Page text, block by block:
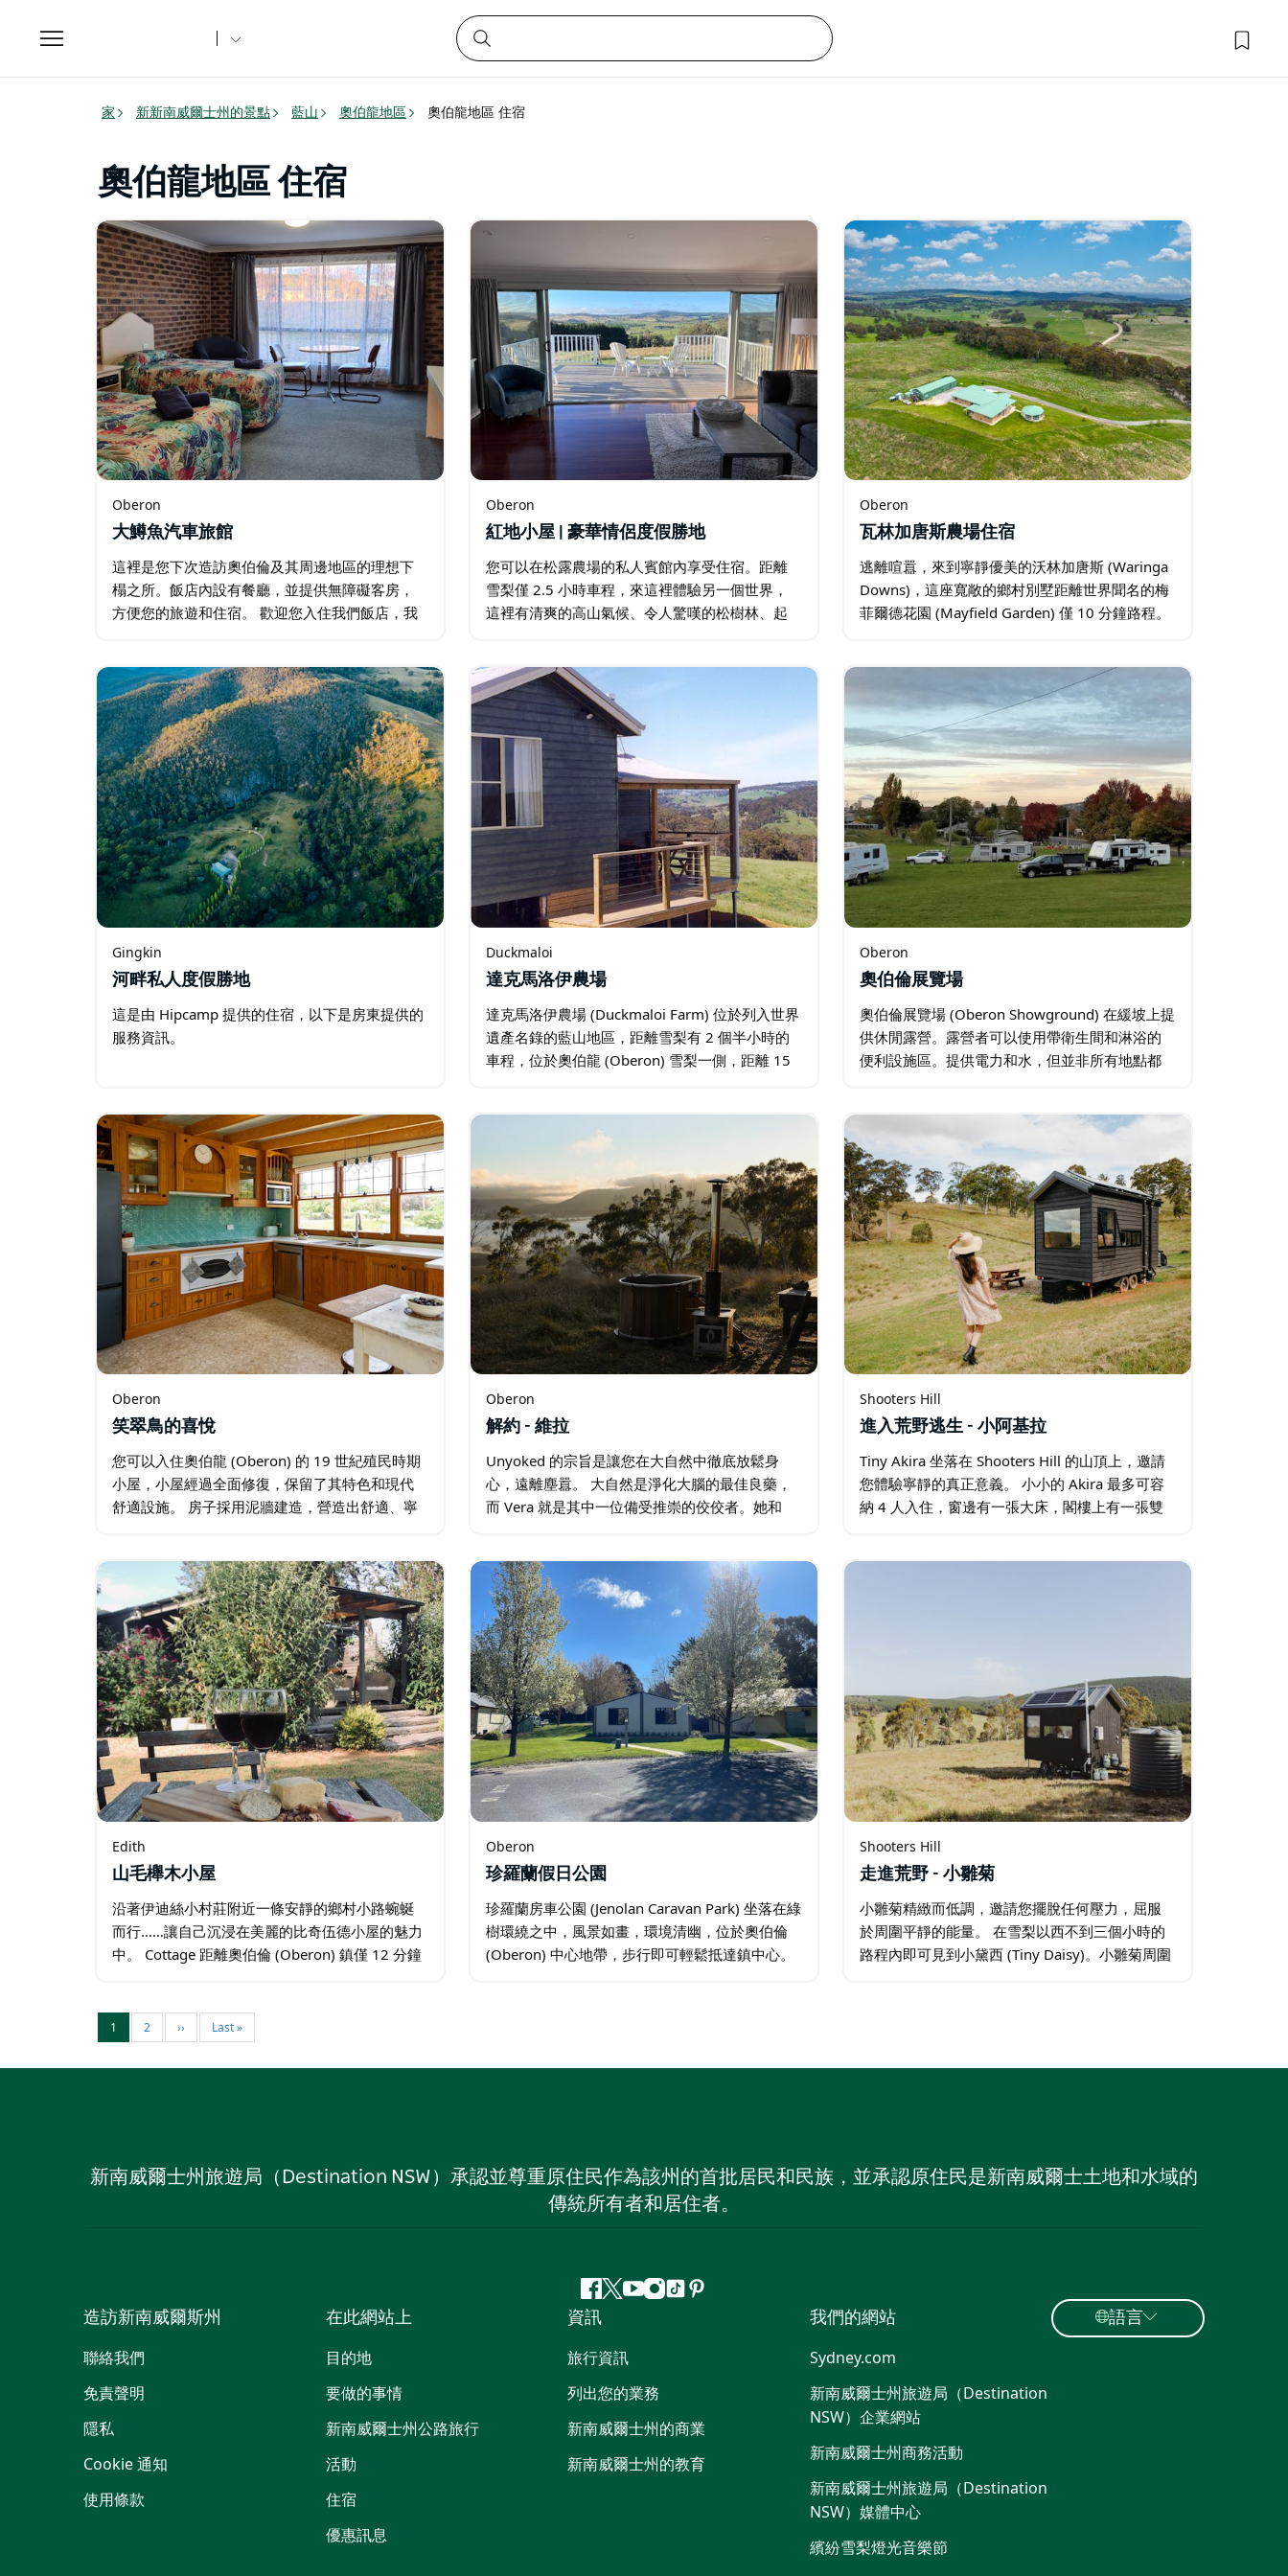
Toggle
navigation
家 新新南威爾士州的景點 藍山 奧伯龍地區 奧伯龍地區 住宿
奧伯龍地區 住宿
Oberon
大鱒魚汽車旅館
這裡是您下次造訪奧伯倫及其周邊地區的理想下
榻之所。飯店內設有餐廳，並提供無障礙客房，
方便您的旅遊和住宿。 歡迎您入住我們飯店，我
迎您的寵物入住。…
Oberon
紅地小屋 | 豪華情侶度假勝地
您可以在松露農場的私人賓館內享受住宿。距離
雪梨僅 2.5 小時車程，來這裡體驗另一個世界，
這裡有清爽的高山氣候、令人驚嘆的松樹林、起
鄉村風光。 觀看日落…
Oberon
瓦林加唐斯農場住宿
逃離喧囂，來到寧靜優美的沃林加唐斯 (Waringa
Downs)，這座寬敞的鄉村別墅距離世界聞名的梅
菲爾德花園 (Mayfield Garden) 僅 10 分鐘路程。
Gingkin
河畔私人度假勝地
這是由 Hipcamp 提供的住宿，以下是房東提供的
服務資訊。
Duckmaloi
達克馬洛伊農場
達克馬洛伊農場 (Duckmaloi Farm) 位於列入世界
遺產名錄的藍山地區，距離雪梨有 2 個半小時的
車程，位於奧伯龍 (Oberon) 雪梨一側，距離 15
Oberon
奧伯倫展覽場
奧伯倫展覽場 (Oberon Showground) 在緩坡上提
供休閒露營。露營者可以使用帶衛生間和淋浴的
便利設施區。提供電力和水，但並非所有地點都
Oberon
笑翠鳥的喜悅
您可以入住奧伯龍 (Oberon) 的 19 世紀殖民時期
小屋，小屋經過全面修復，保留了其特色和現代
舒適設施。 房子採用泥牆建造，營造出舒適、寧
一個新建的…
Oberon
解約 - 維拉
Unyoked 的宗旨是讓您在大自然中徹底放鬆身
心，遠離塵囂。 大自然是淨化大腦的最佳良藥，
而 Vera 就是其中一位備受推崇的佼佼者。她和
美景。…
Shooters Hill
進入荒野逃生 - 小阿基拉
Tiny Akira 坐落在 Shooters Hill 的山頂上，邀請
您體驗寧靜的真正意義。 小小的 Akira 最多可容
納 4 人入住，窗邊有一張大床，閣樓上有一張雙
Edith
山毛櫸木小屋
沿著伊迪絲小村莊附近一條安靜的鄉村小路蜿蜒
而行……讓自己沉浸在美麗的比奇伍德小屋的魅力
中。 Cottage 距離奧伯倫 (Oberon) 鎮僅 12 分鐘
Oberon
珍羅蘭假日公園
珍羅蘭房車公園 (Jenolan Caravan Park) 坐落在綠
樹環繞之中，風景如畫，環境清幽，位於奧伯倫
(Oberon) 中心地帶，步行即可輕鬆抵達鎮中心。
Shooters Hill
走進荒野 - 小雛菊
小雛菊精緻而低調，邀請您擺脫任何壓力，屈服
於周圍平靜的能量。 在雪梨以西不到三個小時的
路程內即可見到小黛西 (Tiny Daisy)。小雛菊周圍
1 2 ›› Last »
新南威爾士州旅遊局（Destination NSW）承認並尊重原住民作為該州的首批居民和民族，並承認原住民是新南威爾士土地和水域的
傳統所有者和居住者。
Facebook
嘰
喳
喳
Youtube
Instagram
抖 Pinterest
造訪新南威爾斯州
聯絡我們
免責聲明
隱私
Cookie 通知
使用條款
在此網站上
目的地
要做的事情
新南威爾士州公路旅行
活動
住宿
優惠訊息
資訊
旅行資訊
列出您的業務
新南威爾士州的商業
新南威爾士州的教育
我們的網站
Sydney.com
新南威爾士州旅遊局（Destination
NSW）企業網站
新南威爾士州商務活動
新南威爾士州旅遊局（Destination
NSW）媒體中心
繽紛雪梨燈光音樂節
語言